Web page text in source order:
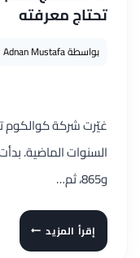
تحتاج معرفته
بواسطةAdnan Mustafa
غيّرت شركة كوالكوم
و865، ثم…
إقرأ المزيدأداء
معالج